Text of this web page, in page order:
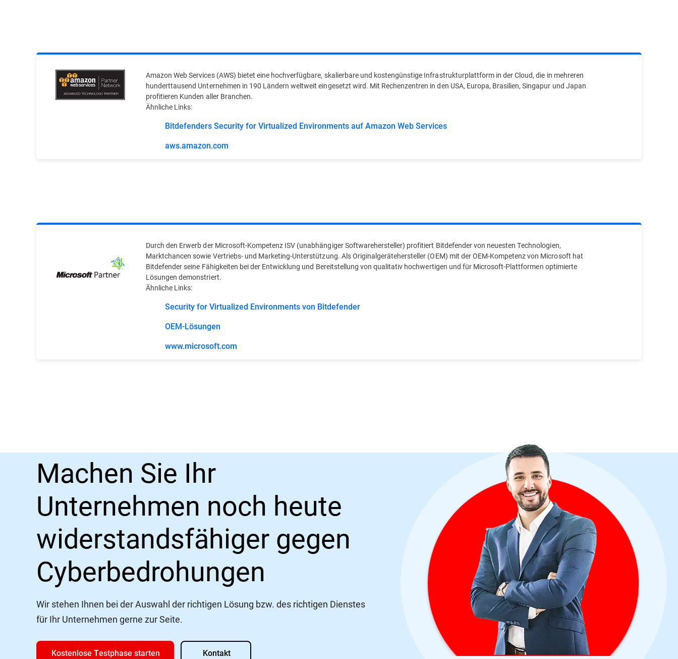
Amazon Web Services (AWS) bietet eine hochverfügbare, skalierbare und kostengünstige Infrastrukturplattform in der Cloud, die in mehreren
hunderttausend Unternehmen in 190 Ländern weltweit eingesetzt wird. Mit Rechenzentren in den USA, Europa, Brasilien, Singapur und Japan
profitieren Kunden aller Branchen.
Ähnliche Links:
Bitdefenders Security for Virtualized Environments auf Amazon Web Services
aws.amazon.com
Durch den Erwerb der Microsoft-Kompetenz ISV (unabhängiger Softwarehersteller) profitiert Bitdefender von neuesten Technologien,
Marktchancen sowie Vertriebs- und Marketing-Unterstützung. Als Originalgerätehersteller (OEM) mit der OEM-Kompetenz von Microsoft hat
Bitdefender seine Fähigkeiten bei der Entwicklung und Bereitstellung von qualitativ hochwertigen und für Microsoft-Plattformen optimierte
Lösungen demonstriert.
Ähnliche Links:
Security for Virtualized Environments von Bitdefender
OEM-Lösungen
www.microsoft.com
Machen Sie Ihr
Unternehmen noch heute
widerstandsfähiger gegen
Cyberbedrohungen
Wir stehen Ihnen bei der Auswahl der richtigen Lösung bzw. des richtigen Dienstes
für Ihr Unternehmen gerne zur Seite.
Kostenlose Testphase starten Kontakt